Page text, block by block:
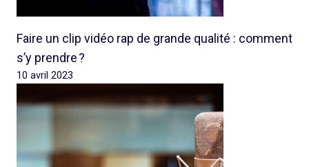
Faire un clip vidéo rap de grande qualité : comment
s’y prendre ?
10 avril 2023